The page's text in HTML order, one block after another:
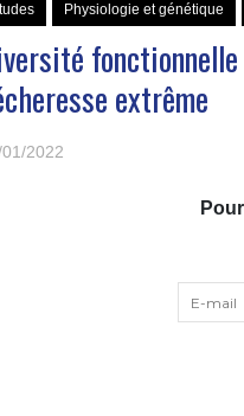
Physiologie et génétique
extrême
2022